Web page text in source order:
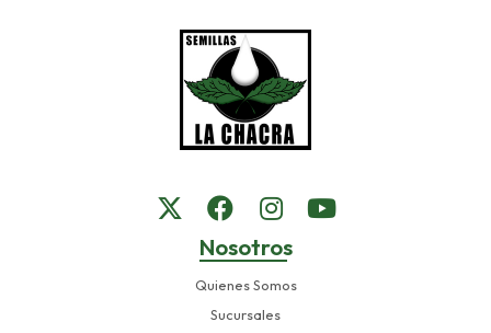
Nosotros
Quienes Somos
Sucursales